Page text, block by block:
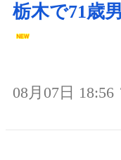
栃木で71歳
08月07日 18:56